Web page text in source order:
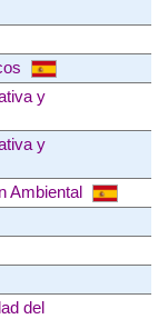
y
y
Ambiental
del